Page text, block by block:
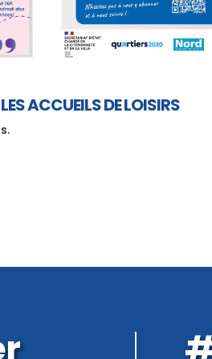
ACCUEILS DE LOISIRS